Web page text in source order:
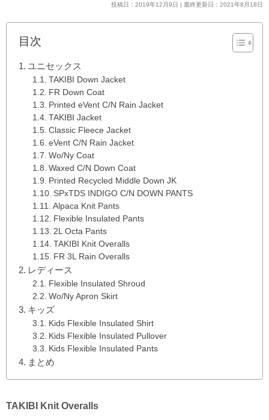
投稿日：2019年12月9日 | 最終更新日：2021年8月18日
目次
ユニセックス
TAKIBI Down Jacket
FR Down Coat
Printed eVent C/N Rain Jacket
TAKIBI Jacket
Classic Fleece Jacket
eVent C/N Rain Jacket
Wo/Ny Coat
Waxed C/N Down Coat
Printed Recycled Middle Down JK
SPxTDS INDIGO C/N DOWN PANTS
Alpaca Knit Pants
Flexible Insulated Pants
2L Octa Pants
TAKIBI Knit Overalls
FR 3L Rain Overalls
レディース
Flexible Insulated Shroud
Wo/Ny Apron Skirt
キッズ
Kids Flexible Insulated Shirt
Kids Flexible Insulated Pullover
Kids Flexible Insulated Pants
まとめ
TAKIBI Knit Overalls